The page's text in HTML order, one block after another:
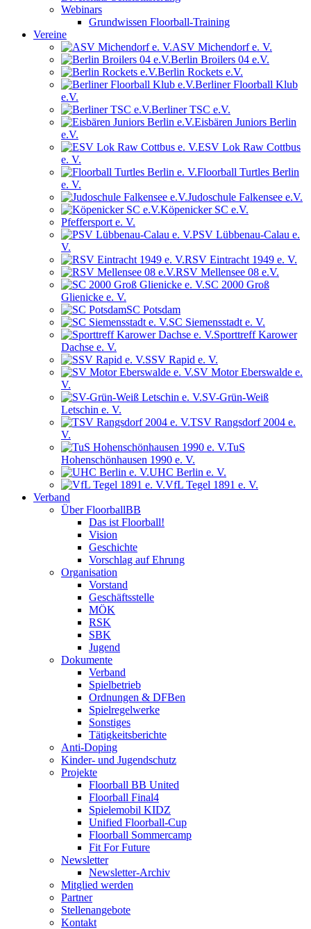
Webinars
Grundwissen Floorball-Training
Vereine
ASV Michendorf e. V.
Berlin Broilers 04 e.V.
Berlin Rockets e.V.
Berliner Floorball Klub
e.V.
Berliner TSC e.V.
Eisbären Juniors Berlin
e.V.
ESV Lok Raw Cottbus
e. V.
Floorball Turtles Berlin
e. V.
Judoschule Falkensee e.V.
Köpenicker SC e.V.
Pfeffersport e. V.
PSV Lübbenau-Calau e.
V.
RSV Eintracht 1949 e. V.
RSV Mellensee 08 e.V.
SC 2000 Groß
Glienicke e. V.
SC Potsdam
SC Siemensstadt e. V.
Sporttreff Karower
Dachse e. V.
SSV Rapid e. V.
SV Motor Eberswalde e.
V.
SV-Grün-Weiß
Letschin e. V.
TSV Rangsdorf 2004 e.
V.
TuS
Hohenschönhausen 1990 e. V.
UHC Berlin e. V.
VfL Tegel 1891 e. V.
Verband
Über FloorballBB
Das ist Floorball!
Vision
Geschichte
Vorschlag auf Ehrung
Organisation
Vorstand
Geschäftsstelle
MÖK
RSK
SBK
Jugend
Dokumente
Verband
Spielbetrieb
Ordnungen & DFBen
Spielregelwerke
Sonstiges
Tätigkeitsberichte
Anti-Doping
Kinder- und Jugendschutz
Projekte
Floorball BB United
Floorball Final4
Spielemobil KIDZ
Unified Floorball-Cup
Floorball Sommercamp
Fit For Future
Newsletter
Newsletter-Archiv
Mitglied werden
Partner
Stellenangebote
Kontakt